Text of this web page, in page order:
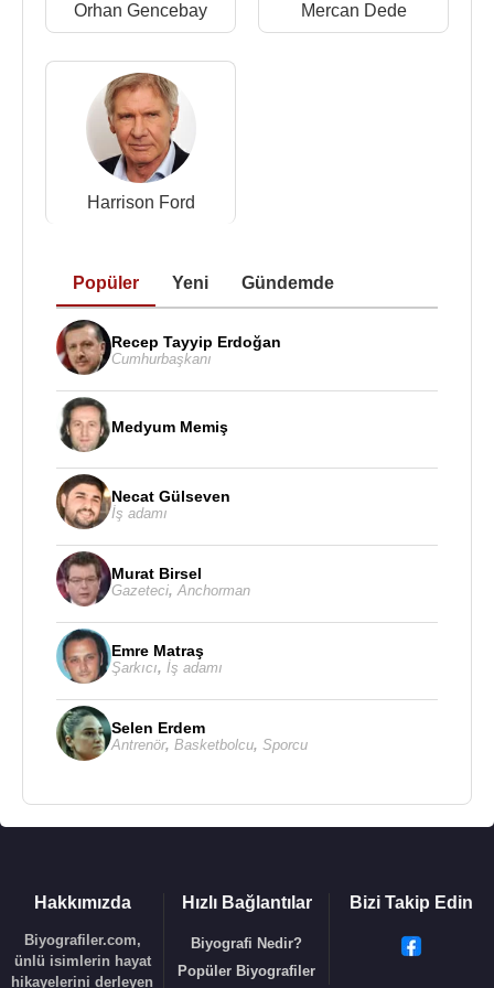
Distance
2002 - Konserler
2003 - Kaygusuz
2006 - Seyran
2006 - Külliyat/ Sabahat Akkiraz Featuring Orient
Expressions
2007 - Türkü Hayattır
Akkiraz & Mustafa Özarslan
2010 - Yine mi Figan Var Dostların Anısına ...
2011 - Seçmeler2014 - Turap
Kaynak:Biyografiler.com
Orhan Gencebay Mercan Dede
Harrison Ford
Popüler Yeni Gündemde
Recep Tayyip Erdoğan
Cumhurbaşkanı
Medyum Memiş
Necat Gülseven
İş adamı
Murat Birsel
Gazeteci, Anchorman
Emre Matraş
Şarkıcı, İş adamı
Selen Erdem
Antrenör, Basketbolcu, Sporcu
Hakkımızda
Biyografiler.com,
ünlü isimlerin hayat
hikayelerini derleyen
Hızlı Bağlantılar
Biyografi Nedir?
Popüler Biyografiler
Bizi Takip Edin